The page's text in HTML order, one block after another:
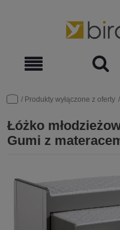
Produkty wyłączone z oferty
Łóżko
Gumi z